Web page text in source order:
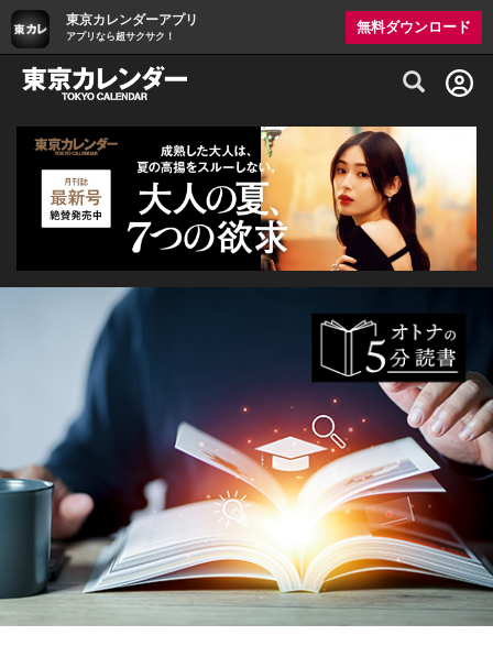
東京カレンダーアプリ
アプリなら超サクサク！
無料ダウンロード
グルメ情報・プレミアムレストラン予約